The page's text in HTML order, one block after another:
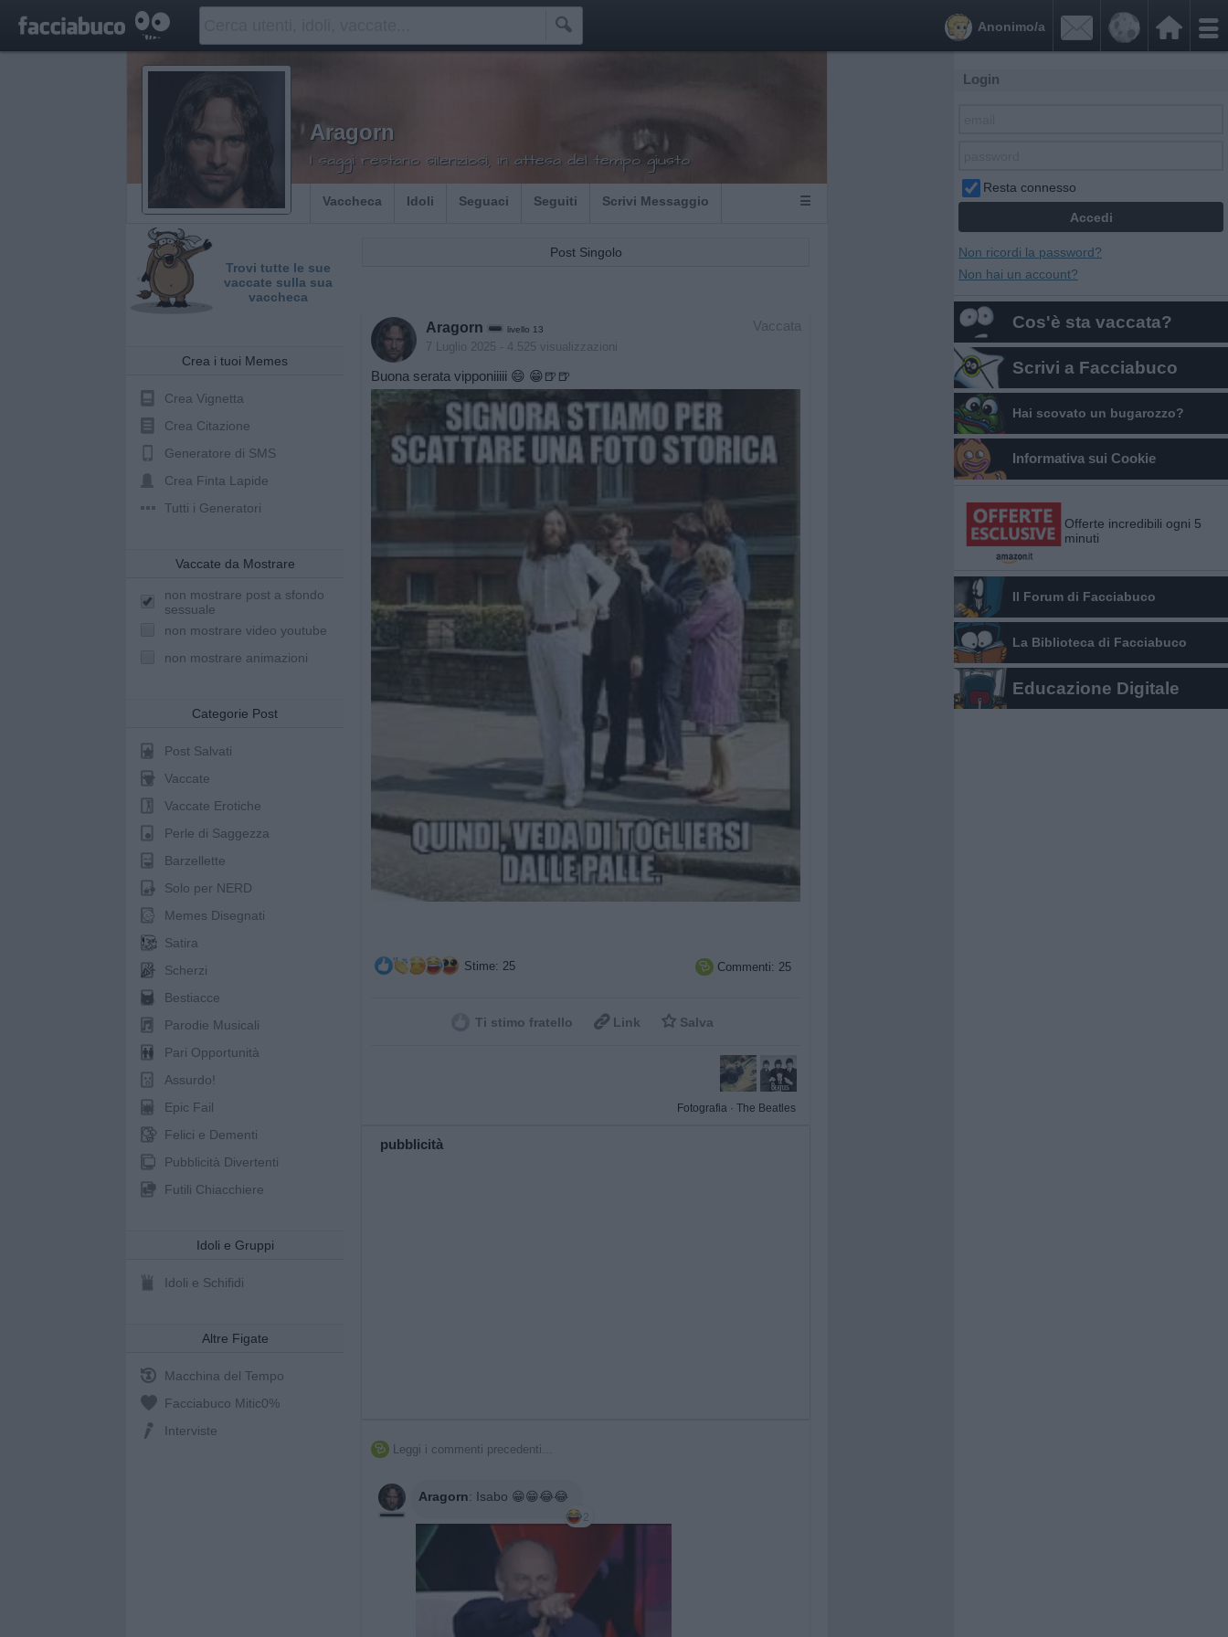
 

Anonimo/a
Aragorn
I saggi restano silenziosi, in attesa del tempo giusto
Vaccheca Idoli Seguaci Seguiti Scrivi Messaggio ☰
Trovi tutte le sue
vaccate sulla sua
vaccheca
Crea i tuoi Memes
Crea Vignetta
Crea Citazione
Generatore di SMS
Crea Finta Lapide
Tutti i Generatori
Vaccate da Mostrare
non mostrare post a sfondo
sessuale
non mostrare video youtube
non mostrare animazioni
Categorie Post
Post Salvati
Vaccate
Vaccate Erotiche
Perle di Saggezza
Barzellette
Solo per NERD
Memes Disegnati
Satira
Scherzi
Bestiacce
Parodie Musicali
Pari Opportunità
Assurdo!
Epic Fail
Felici e Dementi
Pubblicità Divertenti
Futili Chiacchiere
Idoli e Gruppi
Idoli e Schifidi
Altre Figate
Macchina del Tempo
Facciabuco Mitic0%
Interviste
Post Singolo
Vaccata
Aragorn livello 13
7 Luglio 2025 - 4.525 visualizzazioni
Buona serata vipponiiiii 😄 😁🍺🍺
Stime: 25  Commenti: 25
Ti stimo fratello  Link  Salva
Fotografia · The Beatles
pubblicità
 Leggi i commenti precedenti...
Aragorn: Isabo 😁😁😂😂
2
Login
Resta connesso
Non ricordi la password?
Non hai un account?
Cos'è sta vaccata?
Scrivi a Facciabuco
Hai scovato un bugarozzo?
Informativa sui Cookie
Offerte incredibili ogni 5
minuti
Il Forum di Facciabuco
La Biblioteca di Facciabuco
Educazione Digitale